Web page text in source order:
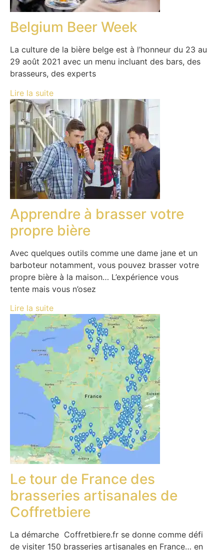
Belgium Beer Week
La culture de la bière belge est à l’honneur du 23 au
29 août 2021 avec un menu incluant des bars, des
brasseurs, des experts
Lire la suite
Apprendre à brasser votre
propre bière
Avec quelques outils comme une dame jane et un
barboteur notamment, vous pouvez brasser votre
propre bière à la maison… L’expérience vous
tente mais vous n’osez
Lire la suite
Le tour de France des
brasseries artisanales de
Coffretbiere
La démarche Coffretbiere.fr se donne comme défi
de visiter 150 brasseries artisanales en France… en